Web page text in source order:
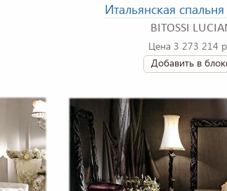
Итальянская
BITOSSI
Цена 3 273 214
Добавить в